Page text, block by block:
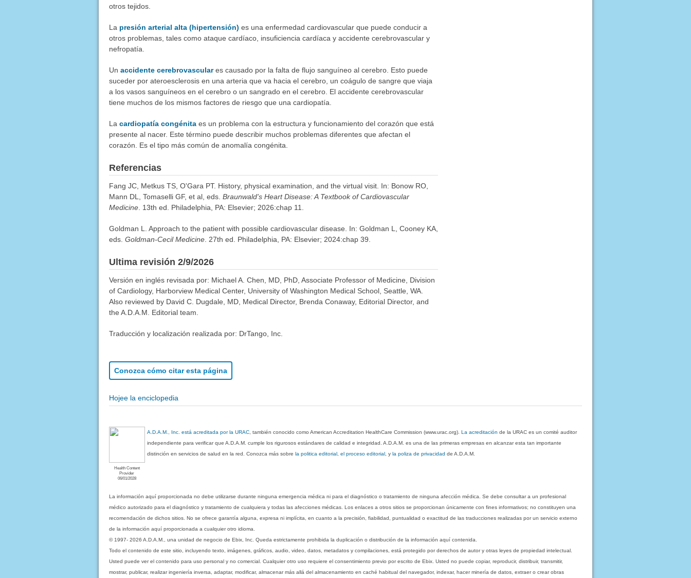
otros tejidos.
La presión arterial alta (hipertensión) es una enfermedad cardiovascular que puede conducir a
otros problemas, tales como ataque cardíaco, insuficiencia cardíaca y accidente cerebrovascular y
nefropatía.
Un accidente cerebrovasculares causado por la falta de flujo sanguíneo al cerebro. Esto puede
suceder por ateroesclerosis en una arteria que va hacia el cerebro, un coágulo de sangre que viaja
a los vasos sanguíneos en el cerebro o un sangrado en el cerebro. El accidente cerebrovascular
tiene muchos de los mismos factores de riesgo que una cardiopatía.
La cardiopatía congénitaes un problema con la estructura y funcionamiento del corazón que está
presente al nacer. Este término puede describir muchos problemas diferentes que afectan el
corazón. Es el tipo más común de anomalía congénita.
Referencias
Fang JC, Metkus TS, O'Gara PT. History, physical examination, and the virtual visit. In: Bonow RO,
Mann DL, Tomaselli GF, et al, eds. Braunwald's Heart Disease: A Textbook of Cardiovascular
Medicine. 13th ed. Philadelphia, PA: Elsevier; 2026:chap 11.
Goldman L. Approach to the patient with possible cardiovascular disease. In: Goldman L, Cooney KA,
eds. Goldman-Cecil Medicine. 27th ed. Philadelphia, PA: Elsevier; 2024:chap 39.
Ultima revisión 2/9/2026
Versión en inglés revisada por: Michael A. Chen, MD, PhD, Associate Professor of Medicine, Division
of Cardiology, Harborview Medical Center, University of Washington Medical School, Seattle, WA.
Also reviewed by David C. Dugdale, MD, Medical Director, Brenda Conaway, Editorial Director, and
the A.D.A.M. Editorial team.
Traducción y localización realizada por: DrTango, Inc.
Conozca cómo citar esta página
Hojee la enciclopedia
Health Content
Provider
06/01/2028
A.D.A.M., Inc. está acreditada por la URAC , también conocido como American Accreditation HealthCare Commission (www.urac.org).La acreditación de la URAC es un comité auditor
independiente para verificar que A.D.A.M. cumple los rigurosos estándares de calidad e integridad. A.D.A.M. es una de las primeras empresas en alcanzar esta tan importante
distinción en servicios de salud en la red. Conozca más sobrela politica editorial, el proceso editorial , yla poliza de privacidad de A.D.A.M.
La información aquí proporcionada no debe utilizarse durante ninguna emergencia médica ni para el diagnóstico o tratamiento de ninguna afección médica. Se debe consultar a un profesional
médico autorizado para el diagnóstico y tratamiento de cualquiera y todas las afecciones médicas. Los enlaces a otros sitios se proporcionan únicamente con fines informativos; no constituyen una
recomendación de dichos sitios. No se ofrece garantía alguna, expresa ni implícita, en cuanto a la precisión, fiabilidad, puntualidad o exactitud de las traducciones realizadas por un servicio externo
de la información aquí proporcionada a cualquier otro idioma.
© 1997- 2026 A.D.A.M., una unidad de negocio de Ebix, Inc. Queda estrictamente prohibida la duplicación o distribución de la información aquí contenida.
Todo el contenido de este sitio, incluyendo texto, imágenes, gráficos, audio, video, datos, metadatos y compilaciones, está protegido por derechos de autor y otras leyes de propiedad intelectual.
Usted puede ver el contenido para uso personal y no comercial. Cualquier otro uso requiere el consentimiento previo por escrito de Ebix. Usted no puede copiar, reproducir, distribuir, transmitir,
mostrar, publicar, realizar ingeniería inversa, adaptar, modificar, almacenar más allá del almacenamiento en caché habitual del navegador, indexar, hacer minería de datos, extraer o crear obras